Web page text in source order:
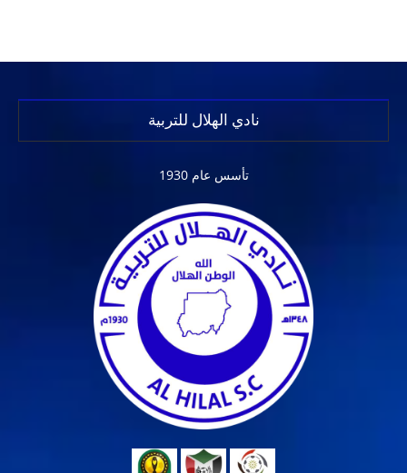
نادي الهلال للتربية
تأسس عام 1930